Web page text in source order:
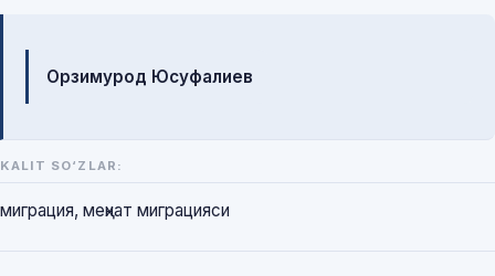
Mualliflar
Орзимурод Юсуфалиев
KALIT SO‘ZLAR:
миграция, меҳнат миграцияси